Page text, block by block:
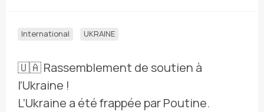
International UKRAINE
🇺🇦 Rassemblement de soutien à
l’Ukraine !
L’Ukraine a été frappée par Poutine.